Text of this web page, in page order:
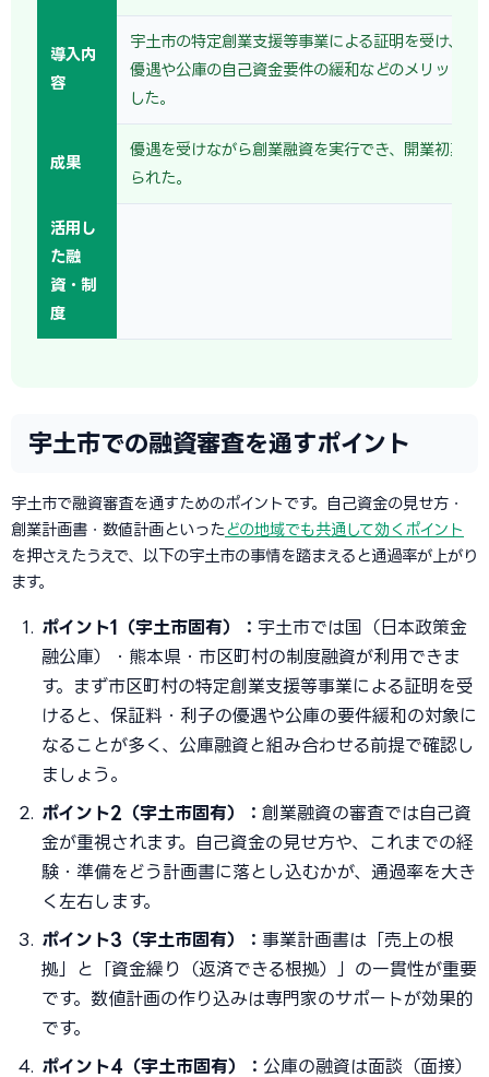
導入内
容
宇土市の特定創業支援等事業による証明を受け、保
優遇や公庫の自己資金要件の緩和などのメリットを
した。
成果
優遇を受けながら創業融資を実行でき、開業初期の
られた。
活用し
た融
資・制
度
宇土市での融資審査を通すポイント
宇土市で融資審査を通すためのポイントです。自己資金の見せ方・
創業計画書・数値計画といった どの地域でも共通して効くポイント
を押さえたうえで、以下の宇土市の事情を踏まえると通過率が上がり
ます。
ポイント1（宇土市固有）： 宇土市では国（日本政策金
融公庫）・熊本県・市区町村の制度融資が利用できま
す。まず市区町村の特定創業支援等事業による証明を受
けると、保証料・利子の優遇や公庫の要件緩和の対象に
なることが多く、公庫融資と組み合わせる前提で確認し
ましょう。
ポイント2（宇土市固有）： 創業融資の審査では自己資
金が重視されます。自己資金の見せ方や、これまでの経
験・準備をどう計画書に落とし込むかが、通過率を大き
く左右します。
ポイント3（宇土市固有）： 事業計画書は「売上の根
拠」と「資金繰り（返済できる根拠）」の一貫性が重要
です。数値計画の作り込みは専門家のサポートが効果的
です。
ポイント4（宇土市固有）： 公庫の融資は面談（面接）